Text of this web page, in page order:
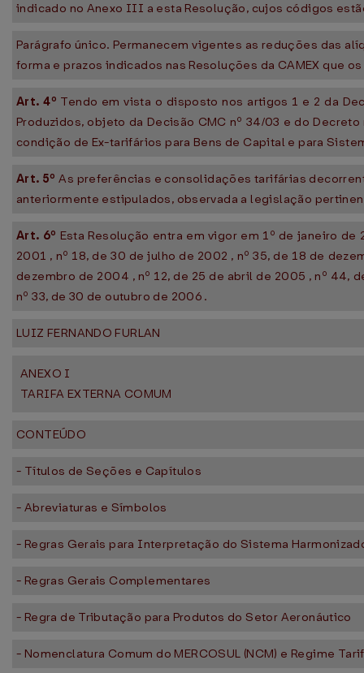
indicado no Anexo III a esta Resolução, cujos códigos
Parágrafo único. Permanecem vigentes as reduções das
forma e prazos indicados nas Resoluções da CAMEX que
Art. 4º Tendo em vista o disposto nos artigos 1 e 2 da
Produzidos, objeto da Decisão CMC nº 34/03 e do
condição de Ex-tarifários para Bens de Capital e para
Art. 5ºAs preferências e consolidações tarifárias
anteriormente estipulados, observada a legislação
Art. 6º Esta Resolução entra em vigor em 1º de janeiro
2001 , nº 18, de 30 de julho de 2002 , nº 35, de 18 de
dezembro de 2004 , nº 12, de 25 de abril de 2005 , nº 44,
nº 33, de 30 de outubro de 2006 .
LUIZ FERNANDO FURLAN
ANEXO I
TARIFA EXTERNA COMUM
CONTEÚDO
- Títulos de Seções e Capítulos
- Abreviaturas e Símbolos
- Regras Gerais para Interpretação do Sistema
- Regras Gerais Complementares
- Regra de Tributação para Produtos do Setor Aeronáutico
- Nomenclatura Comum do MERCOSUL (NCM) e Regime